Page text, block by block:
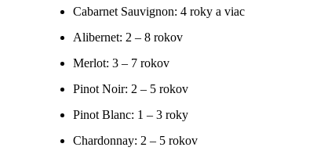
Cabarnet Sauvignon: 4 roky a viac
Alibernet: 2 – 8 rokov
Merlot: 3 – 7 rokov
Pinot Noir: 2 – 5 rokov
Pinot Blanc: 1 – 3 roky
Chardonnay: 2 – 5 rokov